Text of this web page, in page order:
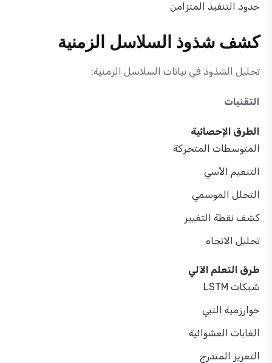
حدود التنفيذ المتزامن
كشف شذوذ السلاسل الزمنية
تحليل الشذوذ في بيانات السلاسل الزمنية:
التقنيات
الطرق الإحصائية
المتوسطات المتحركة
التنعيم الأسي
التحلل الموسمي
كشف نقطة التغيير
تحليل الاتجاه
طرق التعلم الآلي
شبكات LSTM
خوارزمية النبي
الغابات العشوائية
التعزيز المتدرج